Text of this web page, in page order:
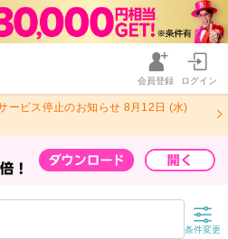
会員登録 ログイン
ービス停止のお知らせ 8月12日 (水)
条件変更